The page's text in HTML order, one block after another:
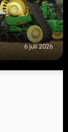
6 juli 2026